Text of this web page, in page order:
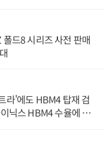
드8 시리즈 사전 판매
라'에도 HBM4 탑재 검
닉스 HBM4 수율에 주